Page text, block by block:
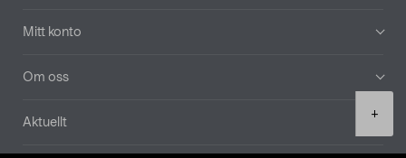
+
Mitt konto
Om oss
Aktuellt